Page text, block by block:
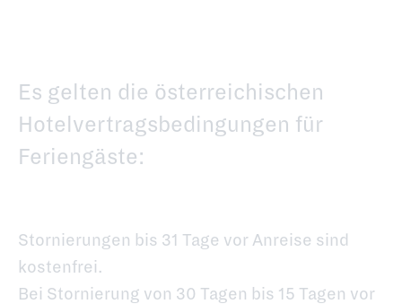
Es gelten die österreichischen
Hotelvertragsbedingungen für
Feriengäste:
Stornierungen bis 31 Tage vor Anreise sind
kostenfrei.
Bei Stornierung von 30 Tagen bis 15 Tagen vor